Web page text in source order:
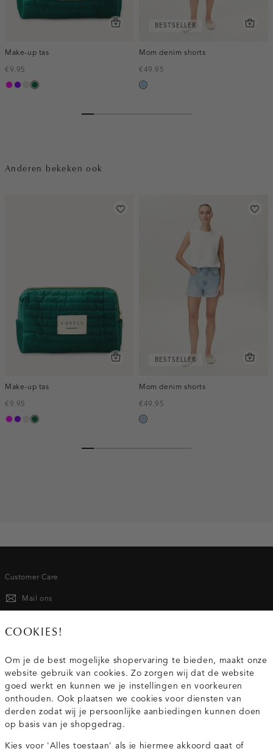
Make-up tas
€9.95
fuchsia
paars
kitdonkergroen
BESTSELLER
Mom denim shorts
€49.95
blauw,
Anderen bekeken ook
Make-up tas
€9.95
fuchsia
paars
kitdonkergroen
BESTSELLER
Mom denim shorts
€49.95
blauw,
Customer Care
Mail ons
Service
Wij zijn Costes
COOKIES!
Om je de best mogelijke shopervaring te bieden, maakt onze
website gebruik van cookies. Zo zorgen wij dat de website
goed werkt en kunnen we je instellingen en voorkeuren
onthouden. Ook plaatsen we cookies voor diensten van
derden zodat wij je persoonlijke aanbiedingen kunnen doen
op basis van je shopgedrag.
Kies voor 'Alles toestaan' als je hiermee akkoord gaat of